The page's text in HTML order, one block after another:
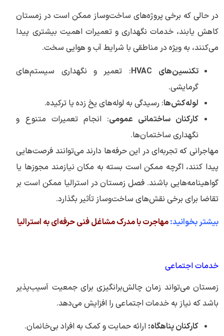
در حالی که برخی پروژه‌های ساخت‌وساز ممکن است در زمستان
کاهش یابند، خدمات نگهداری و تعمیرات اهمیت بیشتری پیدا
می‌کنند، به ویژه در مناطقی با شرایط آب و هوایی سخت.
تکنسین‌های
HVAC: تعمیر و نگهداری سیستم‌های
گرمایشی.
لوله‌کش‌ها: رسیدگی به لوله‌های یخ زده یا ترکیده.
کارکنان ساختمانی عمومی: انجام تعمیرات متنوع و
نگهداری ساختمان‌ها.
مهاجرانی که تجربه‌ای در این حرفه‌ها دارند می‌توانند فرصت‌هایی
پیدا کنند، اگرچه ممکن است بسته به مکان نیازمند مجوزها یا
گواهینامه‌هایی باشند. فصل زمستان در استرالیا ممکن است بر
تقاضا برای برخی نقش‌های ساخت‌وساز تأثیر بگذارد.
بیشتر بخوانید:مهاجرت با مدرک مشاغل فنی حرفه‌ای به استرالیا
خدمات اجتماعی
زمستان می‌تواند زمان چالش‌برانگیزی برای جمعیت آسیب‌پذیر
باشد که نیاز به خدمات اجتماعی را افزایش می‌دهد.
کارکنان پناهگاه: ارائه حمایت و کمک به افراد بی‌خانمان.